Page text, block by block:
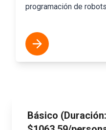
programación de
Básico